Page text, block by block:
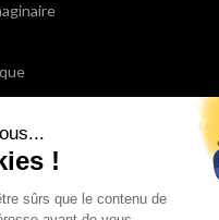
!
sûrs que le contenu de
Poche